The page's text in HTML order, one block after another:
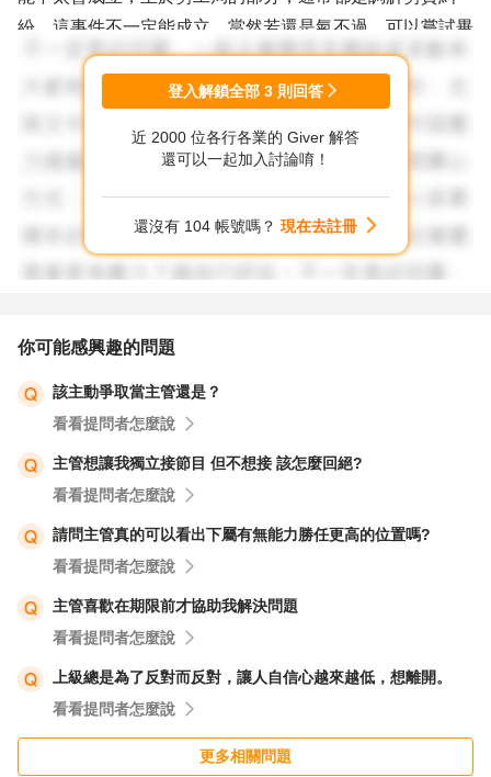
紛，這事件不一定能成立，當然若還是氣不過，可以嘗試畢
竟那是你的權利，但也要任何事都是一體兩面，所以要去評
估可能結果如何，值不值得。
備品車是否一人一台？
補滿，因為我後面幾天休假，有自己的規劃，希望幾號回來
上班時，可以直接工作，不需要提前來準備，當我當天上班
現是你把我準備好的備品，拿去使用，這件事造成我的困
使用完畢後，可以將東西補齊。（要這樣做之前，可以再次
跟你的組長討論，說經過幾天的思考，你還是過不去，目前
的想法是這樣，主管覺得如何）
慣不同，有人覺得每次工作完畢，就要把備品車補滿，的人
覺得剩50%再補，有的人習慣不好，覺得看不過去的人就會
補，因此要看工作規範是否有訂定，如果沒有可以提出討
登入解鎖全部 3 則回答
近 2000 位各行各業的 Giver 解答
還可以一起加入討論唷！
還沒有 104 帳號嗎？ 現在去註冊
你可能感興趣的問題
該主動爭取當主管還是？
看看提問者怎麼說
主管想讓我獨立接節目 但不想接 該怎麼回絕?
看看提問者怎麼說
請問主管真的可以看出下屬有無能力勝任更高的位置嗎?
看看提問者怎麼說
主管喜歡在期限前才協助我解決問題
看看提問者怎麼說
上級總是為了反對而反對，讓人自信心越來越低，想離開。
看看提問者怎麼說
更多相關問題